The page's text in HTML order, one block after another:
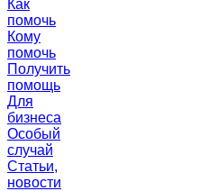
Как
помочь
Кому
помочь
Получить
помощь
Для
бизнеса
Особый
случай
Статьи,
новости